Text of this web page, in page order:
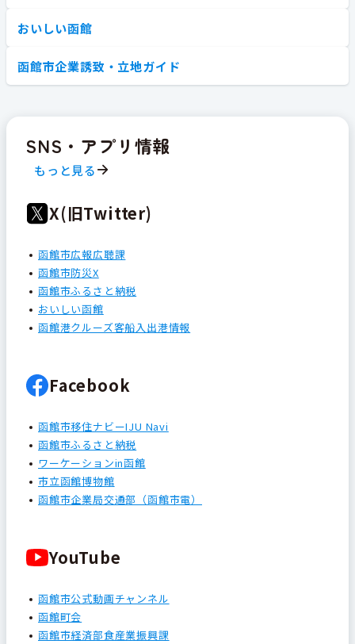
おいしい函館
函館市企業誘致・立地ガイド
SNS・アプリ情報
もっと見る
X(旧Twitter)
函館市広報広聴課
函館市防災X
函館市ふるさと納税
おいしい函館
函館港クルーズ客船入出港情報
Facebook
函館市移住ナビーIJU Navi
函館市ふるさと納税
ワーケーションin函館
市立函館博物館
函館市企業局交通部（函館市電）
YouTube
函館市公式動画チャンネル
函館町会
函館市経済部食産業振興課